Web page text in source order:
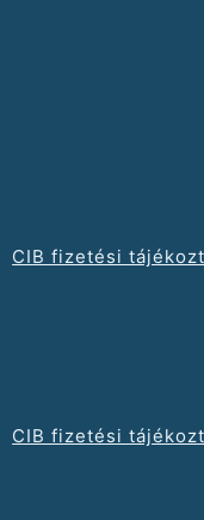
CIB fizetési
CIB fizetési